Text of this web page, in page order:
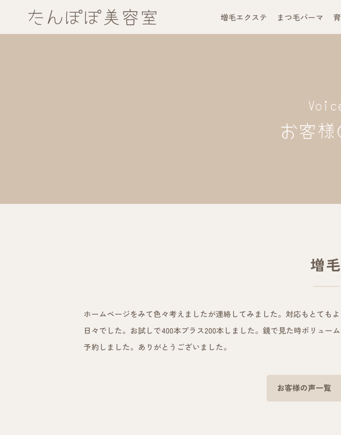
増毛エクステ まつ毛パーマ
お客
増毛
ホームページをみて色々考えましたが連絡してみました。対応もとても
日々でした。お試しで400本プラス200本しました。鏡で見た時ボリュ
予約しました。ありがとうございました。
お客様の声一覧